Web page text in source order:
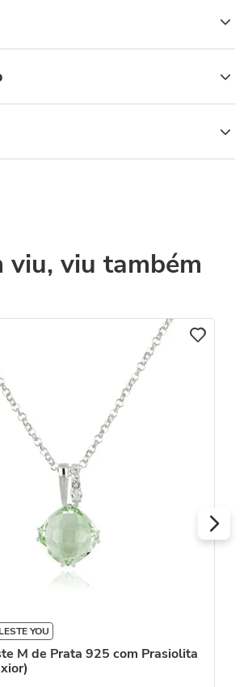
viu, viu também
YOU
M de Prata 925 com Prasiolita